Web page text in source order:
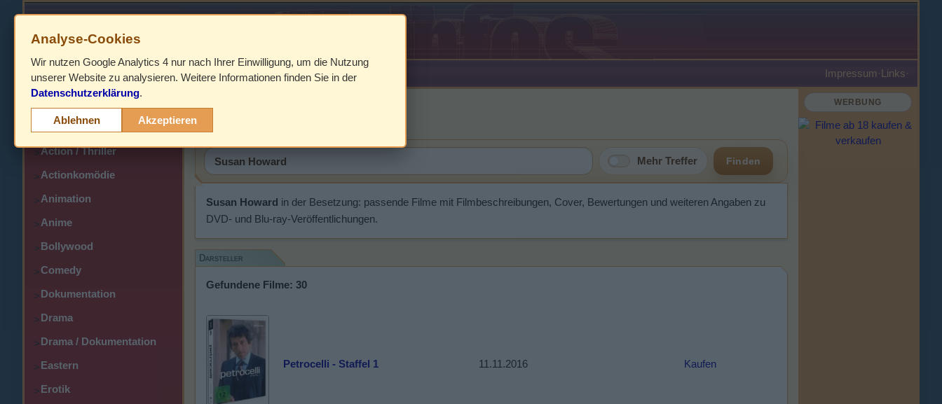
HOME Impressum ·Links·
>
> Action
>Action / Thriller
>Actionkomödie
>Animation
>Anime
>Bollywood
>Comedy
>Dokumentation
>Drama
>Drama / Dokumentation
>Eastern
>Erotik
Susan Howard
Mehr Treffer Finden
Susan Howard in der Besetzung: passende Filme mit Filmbeschreibungen, Cover, Bewertungen und weiteren Angaben zu
DVD- und Blu-ray-Veröffentlichungen.
Darsteller
Gefundene Filme: 30
Petrocelli - Staffel 1 11.11.2016 Kaufen
WERBUNG
Analyse-Cookies
Wir nutzen Google Analytics 4 nur nach Ihrer Einwilligung, um die Nutzung
unserer Website zu analysieren. Weitere Informationen finden Sie in der
Datenschutzerklärung.
Ablehnen Akzeptieren